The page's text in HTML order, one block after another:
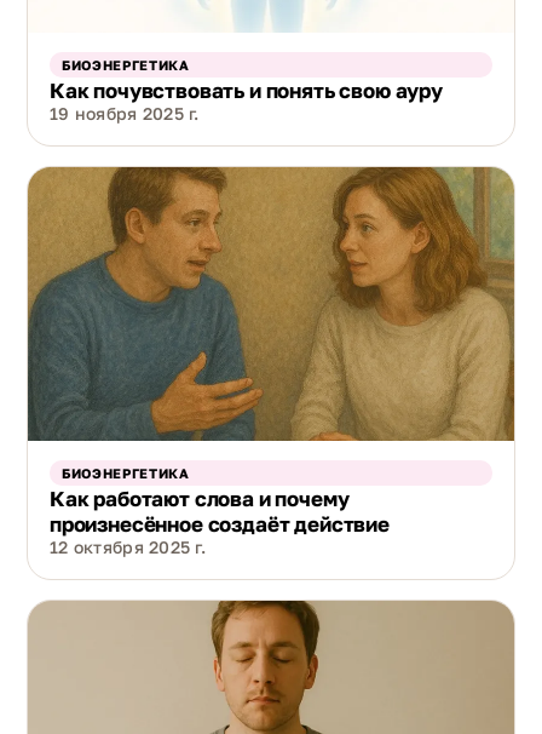
БИОЭНЕРГЕТИКА
Как почувствовать и понять свою ауру
19 ноября 2025 г.
БИОЭНЕРГЕТИКА
Как работают слова и почему
произнесённое создаёт действие
12 октября 2025 г.